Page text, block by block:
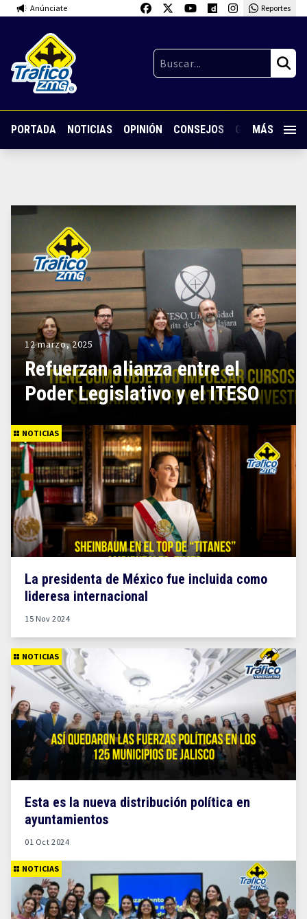
Anúnciate Reportes
PORTADA NOTICIAS OPINIÓN CONSEJOS GUARDIA
MÁS
12 marzo, 2025
Refuerzan alianza entre el
Poder Legislativo y el ITESO
NOTICIAS
La presidenta de México fue incluida como
lideresa internacional
15 Nov 2024
NOTICIAS
Esta es la nueva distribución política en
ayuntamientos
01 Oct 2024
NOTICIAS